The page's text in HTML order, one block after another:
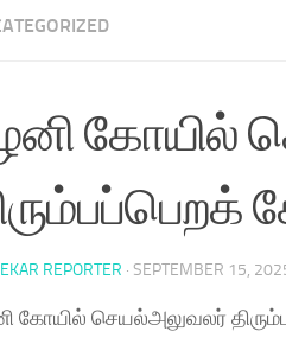
கோயில்
REPORTER · SEPTEMBER 15,
கோயில் செயல்அலுவலர்